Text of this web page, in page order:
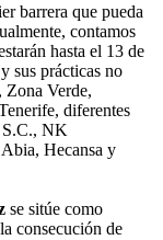
barrera que pueda
contamos
hasta el 13 de
sus prácticas no
Zona Verde,
diferentes
S.C., NK
Hecansa y
se sitúe como
consecución de